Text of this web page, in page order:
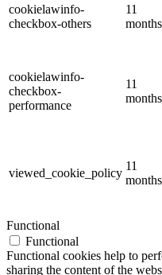
cookielawinfo-
checkbox-others
11
months
cookielawinfo-
checkbox-
performance
11
months
viewed_cookie_policy
11
months
Functional
Functional
Functional cookies help to
sharing the content of the